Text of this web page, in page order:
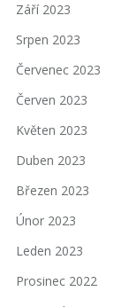
Září 2023
Srpen 2023
Červenec 2023
Červen 2023
Květen 2023
Duben 2023
Březen 2023
Únor 2023
Leden 2023
Prosinec 2022